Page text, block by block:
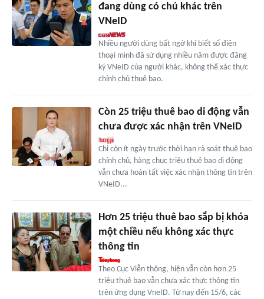
đang dùng có chủ khác trên
VNeID
Nhiều người dùng bất ngờ khi biết số điện
thoại mình đã sử dụng nhiều năm được đăng
ký VNeID của người khác, không thể xác thực
chính chủ thuê bao.
Còn 25 triệu thuê bao di động vẫn
chưa được xác nhận trên VNeID
Chỉ còn ít ngày trước thời hạn rà soát thuê bao
chính chủ, hàng chục triệu thuê bao di động
vẫn chưa hoàn tất việc xác nhận thông tin trên
VNeID...
Hơn 25 triệu thuê bao sắp bị khóa
một chiều nếu không xác thực
thông tin
Theo Cục Viễn thông, hiện vẫn còn hơn 25
triệu thuê bao vẫn chưa xác thực thông tin
trên ứng dụng VneID. Từ nay đến 15/6, các